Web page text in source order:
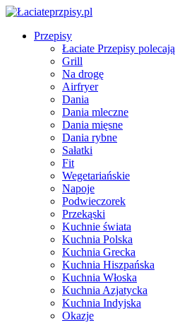
Przepisy
Łaciate Przepisy polecają
Grill
Na drogę
Airfryer
Dania
Dania mleczne
Dania mięsne
Dania rybne
Sałatki
Fit
Wegetariańskie
Napoje
Podwieczorek
Przekąski
Kuchnie świata
Kuchnia Polska
Kuchnia Grecka
Kuchnia Hiszpańska
Kuchnia Włoska
Kuchnia Azjatycka
Kuchnia Indyjska
Okazje